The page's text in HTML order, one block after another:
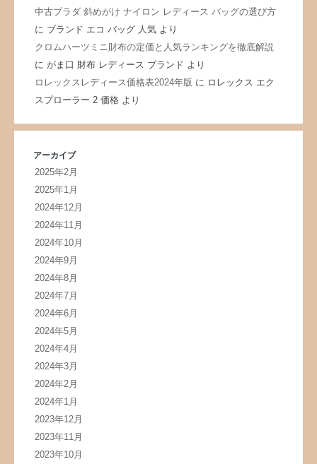
中古プラダ 斜めがけ ナイロン レディース バッグの選び方
に ブランド エコ バッグ 人気より
クロムハーツミニ財布の定価と人気ランキングを徹底解説
に がま口 財布 レディース ブランド より
ロレックスレディース価格表2024年版 に ロレックス エク
スプローラー 2 価格より
アーカイブ
2025年2月
2025年1月
2024年12月
2024年11月
2024年10月
2024年9月
2024年8月
2024年7月
2024年6月
2024年5月
2024年4月
2024年3月
2024年2月
2024年1月
2023年12月
2023年11月
2023年10月